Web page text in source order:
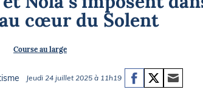
Briefings
cœur du Solent
Course au large
Jeudi 24 juillet 2025 à 11h19